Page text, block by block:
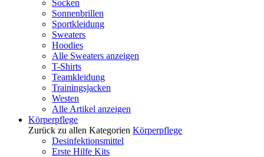
Socken
Sonnenbrillen
Sportkleidung
Sweaters
Hoodies
Alle Sweaters anzeigen
T-Shirts
Teamkleidung
Trainingsjacken
Westen
Alle Artikel anzeigen
Körperpflege
Zurück zu allen Kategorien Körperpflege
Desinfektionsmittel
Erste Hilfe Kits